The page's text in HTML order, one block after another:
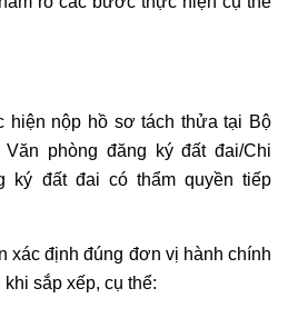
hiện nộp hồ sơ tách thửa tại Bộ
phòng đăng ký đất đai/Chi
ký đất đai có thẩm quyền tiếp
xác định đúng đơn vị hành chính
sắp xếp, cụ thể: